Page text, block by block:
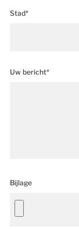
Stad*
Uw bericht*
Bijlage